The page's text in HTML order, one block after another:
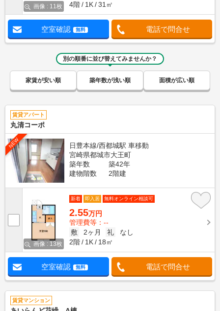
画像 : 11枚
4階
1K 31㎡
空室確認 無料 電話で問合せ
別の順番に並び替えてみませんか？
家賃が安い順 築年数が浅い順 面積が広い順
賃貸アパート
丸清コーポ
NEW
日豊本線/西都城駅 車移動
宮崎県都城市大王町
築年数
築42年
建物階数
2階建
画像 : 13枚
新着 即入居 無料オンライン相談可
2.55万円
管理費等：--
敷
2ヶ月 礼
なし
2階
1K 18㎡
空室確認 無料 電話で問合せ
賃貸マンション